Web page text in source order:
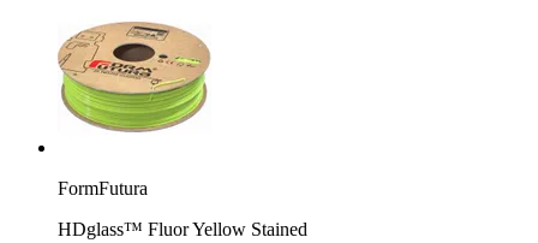
FormFutura
HDglass™ Fluor Yellow Stained